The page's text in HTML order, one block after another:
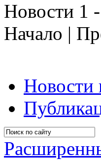
Новости 1
Начало |
Новости